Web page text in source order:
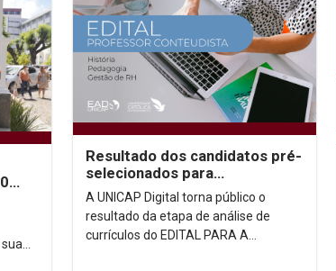
Resultado dos candidatos pré-
selecionados para
professores conteudistas EaD
UNICAP (Edital 2023/02)
A UNICAP Digital torna público o
resultado da etapa de análise de
currículos do EDITAL PARA A